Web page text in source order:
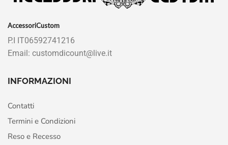
AccessoriCustom
P.I IT06592741216
Email: customdicount@live.it
INFORMAZIONI
Contatti
Termini e Condizioni
Reso e Recesso